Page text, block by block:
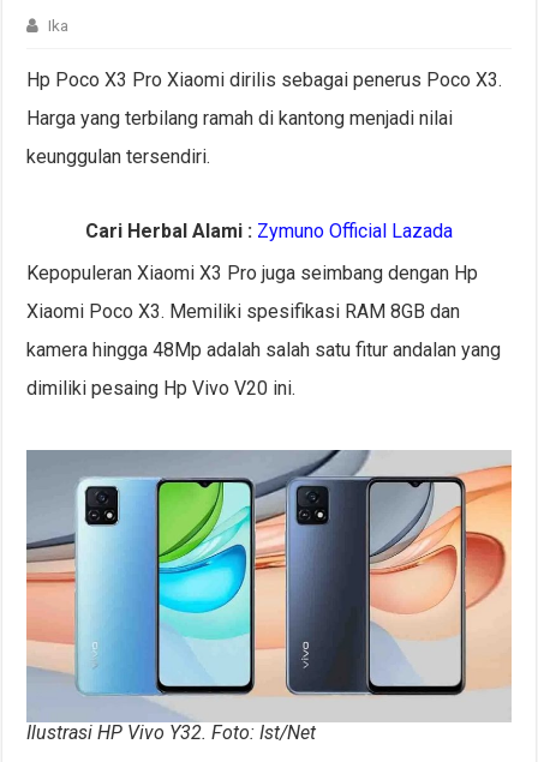
Ika
Hp Poco X3 Pro Xiaomi dirilis sebagai penerus Poco X3.
Harga yang terbilang ramah di kantong menjadi nilai
keunggulan tersendiri.
Cari Herbal Alami : Zymuno Official Lazada
Kepopuleran Xiaomi X3 Pro juga seimbang dengan Hp
Xiaomi Poco X3. Memiliki spesifikasi RAM 8GB dan
kamera hingga 48Mp adalah salah satu fitur andalan yang
dimiliki pesaing Hp Vivo V20 ini.
Ilustrasi HP Vivo Y32. Foto: Ist/Net